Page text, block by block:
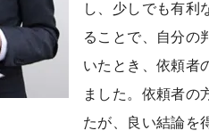
し、少しでも有利
ることで、自分の
いたとき、依頼者
ました。依頼者の
たが、良い結論を